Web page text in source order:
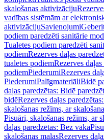
skalošanas aktivizāciju
vadības sistēmām ar
aktivizācijuSavienojumi
podiem paredzēti sanitārie
Tualetes podiem paredzēti
podiemRezerves daļas
tualetes podiemRezerves
podiemPiederumiRezerves
PiederumiPalīgmateriāliBidē
daļas paredzētas: Bidē
bidēRezerves daļas
skalošanas režīms, ar
Pisuāri, skalošanas režīms, ar
daļas paredzētas: Bez vāka
skalošanas malasRezerves